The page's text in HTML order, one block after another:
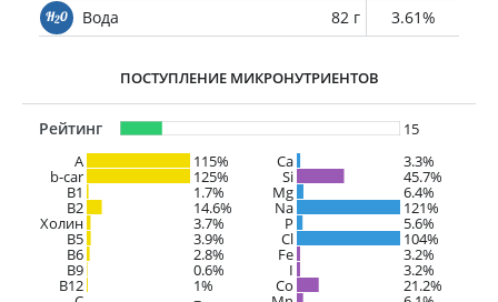
Вода
82 г 3.61%
ПОСТУПЛЕНИЕ МИКРОНУТРИЕНТОВ
Рейтинг
15
A
115%
b-car 125%
В1 1.7%
B2 14.6%
Холин 3.7%
B5 3.9%
B6 2.8%
B9 0.6%
B12 1%
Ca 3.3%
Si 45.7%
Mg 6.4%
Na 121%
P 5.6%
Cl 104%
Fe 3.2%
I 3.2%
Co 21.2%